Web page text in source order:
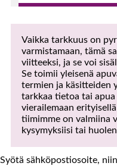
Vaikka tarkkuus on
varmistamaan, tämä
viitteeksi, ja se voi
Se toimii yleisenä
termien ja käsitteiden
tarkkaa tietoa tai
vierailemaan erityisellä
tiimimme on valmiina
kysymyksiisi tai
Syötä sähköpostiosoite,